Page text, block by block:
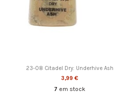
23-08 Citadel Dry: Underhive Ash
3,99 €
7 em stock